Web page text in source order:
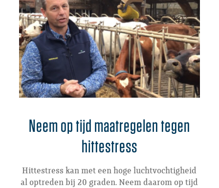
Neem op tijd maatregelen tegen
hittestress
Hittestress kan met een hoge luchtvochtigheid
al optreden bij 20 graden. Neem daarom op tijd